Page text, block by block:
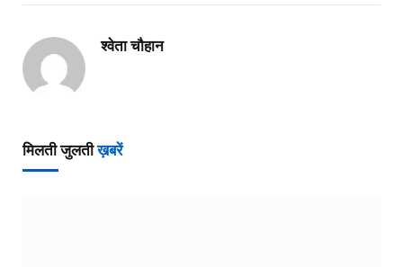
श्वेता चौहान
मिलती जुलतीख़बरें